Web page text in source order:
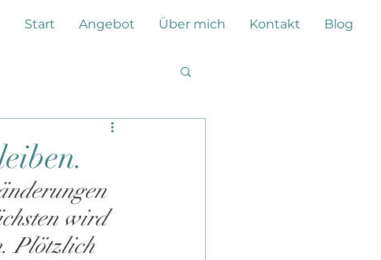
Start Angebot Über mich Kontakt Blog
wird
Plötzlich